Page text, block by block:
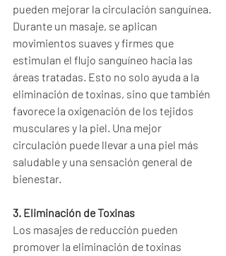
pueden mejorar la circulación sanguínea.
Durante un masaje, se aplican
movimientos suaves y firmes que
estimulan el flujo sanguíneo hacia las
áreas tratadas. Esto no solo ayuda a la
eliminación de toxinas, sino que también
favorece la oxigenación de los tejidos
musculares y la piel. Una mejor
circulación puede llevar a una piel más
saludable y una sensación general de
bienestar.
3. Eliminación de Toxinas
Los masajes de reducción pueden
promover la eliminación de toxinas